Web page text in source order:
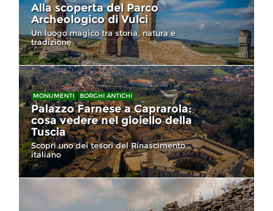
Alla scoperta del Parco
Archeologico di Vulci
Un luogo magico tra storia, natura e
tradizione
MONUMENTI BORGHI ANTICHI
Palazzo Farnese a Caprarola:
cosa vedere nel gioiello della
Tuscia
Scopri uno dei tesori del Rinascimento
italiano